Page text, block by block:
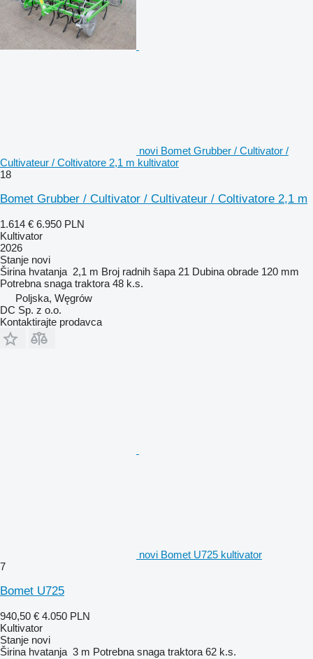
novi Bomet Grubber / Cultivator /
Cultivateur / Coltivatore 2,1 m kultivator
18
Bomet Grubber / Cultivator / Cultivateur / Coltivatore 2,1 m
1.614 € 6.950 PLN
Kultivator
2026
Stanje novi
Širina hvatanja 2,1 m Broj radnih šapa 21 Dubina obrade 120 mm
Potrebna snaga traktora 48 k.s.
Poljska, Węgrów
DC Sp. z o.o.
Kontaktirajte prodavca
novi Bomet U725 kultivator
7
Bomet U725
940,50 € 4.050 PLN
Kultivator
Stanje novi
Širina hvatanja 3 m Potrebna snaga traktora 62 k.s.